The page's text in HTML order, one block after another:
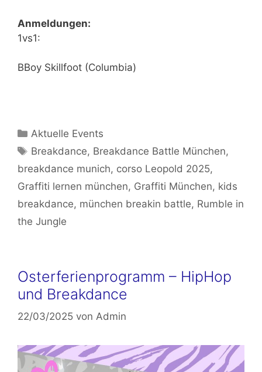
Anmeldungen:
1vs1:
BBoy Skillfoot (Columbia)
Kategorien
Aktuelle Events
Schlagwörter
Breakdance, Breakdance Battle München,
breakdance munich, corso Leopold 2025,
Graffiti lernen münchen, Graffiti München, kids
breakdance, münchen breakin battle, Rumble in
the Jungle
Osterferienprogramm – HipHop
und Breakdance
22/03/2025 von Admin